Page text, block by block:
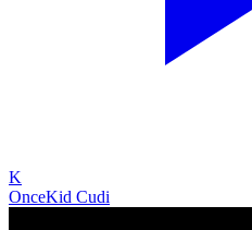
K
OnceKid Cudi